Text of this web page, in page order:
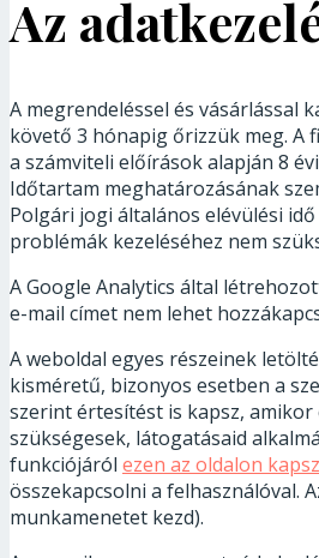
Az
A megrendeléssel és vásárlással
követő 3 hónapig őrizzük meg. A
a számviteli előírások alapján 8
Időtartam meghatározásának
Polgári jogi általános elévülési
problémák kezeléséhez nem
A Google Analytics által
e-mail címet nem lehet
A weboldal egyes részeinek
kisméretű, bizonyos esetben a
szerint értesítést is kapsz,
szükségesek, látogatásaid
funkciójáról ezen az oldalon
összekapcsolni a felhasználóval.
munkamenetet kezd).